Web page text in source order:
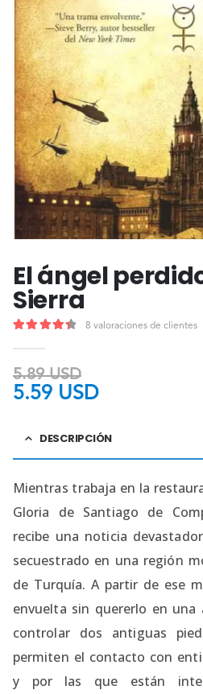
El ángel
Sierra
8 valoraciones de clientes
5.89USD
5.59 USD
DESCRIPCIÓN
Mientras trabaja en la
Gloria de Santiago de
recibe una noticia
secuestrado en una región
de Turquía. A partir de ese
envuelta sin quererlo en una
controlar dos antiguas
permiten el contacto con
y por las que están